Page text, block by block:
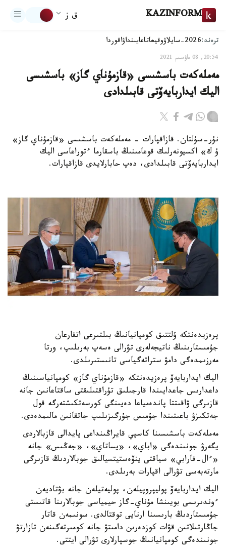
KAZINFORM ق ز
ترەند:2026-سايلاۋ وقيعاتاعايىنداۋاقوردا
20:54, 08 ماۋسىم 2021
مەملەكەت باسشىسى «قازمۇناي گاز» باسشىسى
اليك ايداربايەۆتى قابىلدادى
نۇر-سۇلتان. قازاقپارات - مەملەكەت باسشىسى «قازمۇناي گاز»
ۇ ك» اكسيونەرلىك قوعامىنىڭ باسقارما ءتوراعاسى اليك
ايداربايەۆتى قابىلدادى، دەپ حابارلايدى قازاقپارات.
پرەزيدەنتكە ۇلتتىق كومپانيانىڭ بىلتىرعى اتقارعان
جۇمىستارىنىڭ ناتيجەلەرى تۋرالى ەسەپ بەرىلىپ، ورتا
مەرزىمدەگى دامۋ ستراتەگياسى تانىستىرىلدى.
اليك ايداربايەۆ پرەزيدەنتكە «قازمۇناي گاز» كومپانياسىنىڭ
داعدارىس جاعدايىندا قارجىلىق تۇراقتىلىقتى ساقتاعانىن جانە
قازىرگى ۋاقىتتا پاندەمياعا دەيىنگى كورسەتكىشتەرگە قول
جەتكىزۋ باعىتىندا جۇمىس جۇرگىزىلىپ جاتقانىن مالىمدەدى.
مەملەكەت باسشىسىنا كاسپي قايراڭىنداعى پايدالى قازبالاردى
يگەرۋ جونىندەگى «اباي»، «يساتاي»، «جەڭىس» جانە
«ءال-فارابي» سياقتى ينۆەستيتسيالىق جوبالاردىڭ قازىرگى
مارتەبەسى تۋرالى اقپارات بەرىلدى.
اليك ايداربايەۆ پوليپروپيلەن، پوليەتيلەن جانە بۋتاديەن
ءوندىرىسى بويىنشا مۇناي-گاز حيمياسى جوبالارىنا قاتىستى
جۇمىستاردىڭ بارىسىنا ارنايى توقتالدى. سونىمەن قاتار
جاڭارتىلاتىن قۋات كوزدەرىن دامىتۋ جانە كومىرتەگىنەن تازارتۋ
جونىندەگى كومپانيانىڭ جوسپارلارى تۋرالى ايتتى.